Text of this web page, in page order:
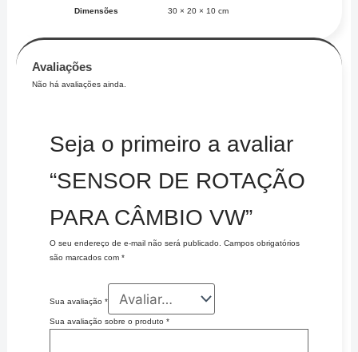
Dimensões 30 × 20 × 10 cm
Avaliações
Não há avaliações ainda.
Seja o primeiro a avaliar
“SENSOR DE ROTAÇÃO
PARA CÂMBIO VW”
O seu endereço de e-mail não será publicado. Campos obrigatórios
são marcados com *
Sua avaliação *
Sua avaliação sobre o produto *